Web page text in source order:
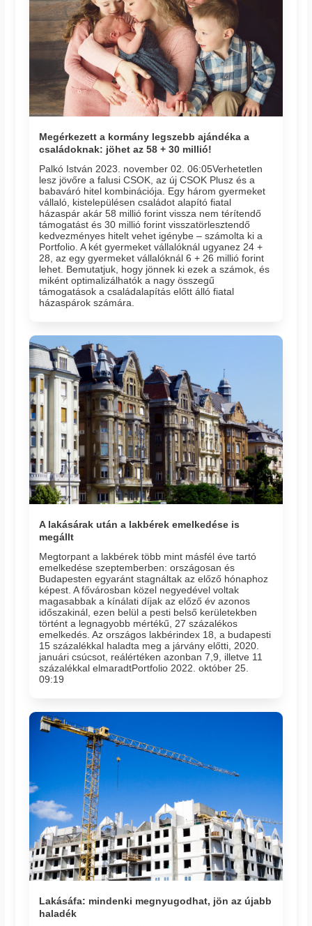
Megérkezett a kormány legszebb ajándéka a
családoknak: jöhet az 58 + 30 millió!
Palkó István 2023. november 02. 06:05​Verhetetlen
lesz jövőre a falusi CSOK, az új CSOK Plusz és a
babaváró hitel kombinációja. Egy három gyermeket
vállaló, kistelepülésen családot alapító fiatal
házaspár akár 58 millió forint vissza nem térítendő
támogatást és 30 millió forint visszatörlesztendő
kedvezményes hitelt vehet igénybe – számolta ki a
Portfolio. A két gyermeket vállalóknál ugyanez 24 +
28, az egy gyermeket vállalóknál 6 + 26 millió forint
lehet. Bemutatjuk, hogy jönnek ki ezek a számok, és
miként optimalizálhatók a nagy összegű
támogatások a családalapítás előtt álló fiatal
házaspárok számára.
A lakásárak után a lakbérek emelkedése is
megállt
Megtorpant a lakbérek több mint másfél éve tartó
emelkedése szeptemberben: országosan és
Budapesten egyaránt stagnáltak az előző hónaphoz
képest. A fővárosban közel negyedével voltak
magasabbak a kínálati díjak az előző év azonos
időszakinál, ezen belül a pesti belső kerületekben
történt a legnagyobb mértékű, 27 százalékos
emelkedés. Az országos lakbérindex 18, a budapesti
15 százalékkal haladta meg a járvány előtti, 2020.
januári csúcsot, reálértéken azonban 7,9, illetve 11
százalékkal elmaradtPortfolio 2022. október 25.
09:19
Lakásáfa: mindenki megnyugodhat, jön az újabb
haladék